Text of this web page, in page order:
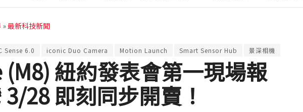
»最新科技新聞
Sense 6.0 iconic Duo Camera Motion Launch Smart Sensor Hub 景深相機
(M8) 紐約發表會第一現場報
28 即刻同步開賣！